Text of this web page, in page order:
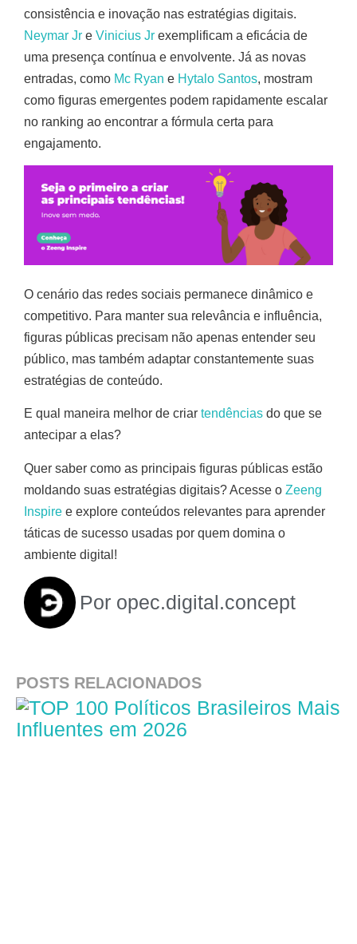
consistência e inovação nas estratégias digitais.
Neymar Jr e Vinicius Jr exemplificam a eficácia de
uma presença contínua e envolvente. Já as novas
entradas, como Mc Ryan e Hytalo Santos, mostram
como figuras emergentes podem rapidamente escalar
no ranking ao encontrar a fórmula certa para
engajamento.
O cenário das redes sociais permanece dinâmico e
competitivo. Para manter sua relevância e influência,
figuras públicas precisam não apenas entender seu
público, mas também adaptar constantemente suas
estratégias de conteúdo.
E qual maneira melhor de criar tendências do que se
antecipar a elas?
Quer saber como as principais figuras públicas estão
moldando suas estratégias digitais? Acesse o Zeeng
Inspire e explore conteúdos relevantes para aprender
táticas de sucesso usadas por quem domina o
ambiente digital!
Por opec.digital.concept
POSTS RELACIONADOS